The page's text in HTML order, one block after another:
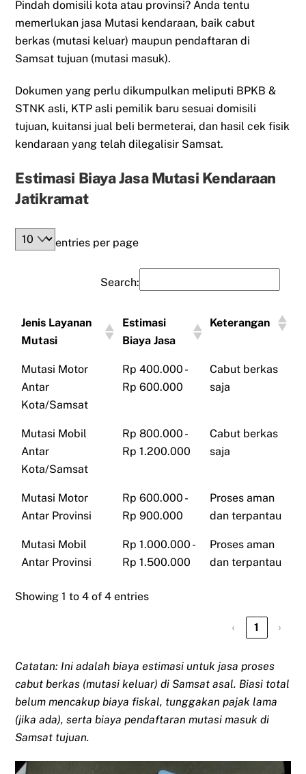
Pindah domisili kota atau provinsi? Anda tentu
memerlukan jasa Mutasi kendaraan, baik cabut
berkas (mutasi keluar) maupun pendaftaran di
Samsat tujuan (mutasi masuk).
Dokumen yang perlu dikumpulkan meliputi BPKB &
STNK asli, KTP asli pemilik baru sesuai domisili
tujuan, kuitansi jual beli bermeterai, dan hasil cek fisik
kendaraan yang telah dilegalisir Samsat.
Estimasi Biaya Jasa Mutasi Kendaraan
Jatikramat
entries per page
Search:
Jenis Layanan
Mutasi
Estimasi
Biaya Jasa
Keterangan
Mutasi Motor
Antar
Kota/Samsat
Rp 400.000 -
Rp 600.000
Cabut berkas
saja
Mutasi Mobil
Antar
Kota/Samsat
Rp 800.000 -
Rp 1.200.000
Cabut berkas
saja
Mutasi Motor
Antar Provinsi
Rp 600.000 -
Rp 900.000
Proses aman
dan terpantau
Mutasi Mobil
Antar Provinsi
Rp 1.000.000 -
Rp 1.500.000
Proses aman
dan terpantau
Showing 1 to 4 of 4 entries
‹ 1 ›
Catatan: Ini adalah biaya estimasi untuk jasa proses
cabut berkas (mutasi keluar) di Samsat asal. Biasi total
belum mencakup biaya fiskal, tunggakan pajak lama
(jika ada), serta biaya pendaftaran mutasi masuk di
Samsat tujuan.